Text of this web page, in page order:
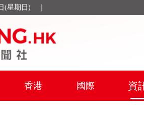
(星期日)
香港 國際 資